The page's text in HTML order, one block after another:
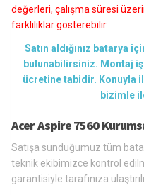
değerleri, çalışma süresi
farklılıklar gösterebilir.
Satın aldığınız batarya
bulunabilirsiniz. Montaj
ücretine tabidir. Konuyla
bizimle
Acer Aspire 7560
Satışa sunduğumuz tüm
teknik ekibimizce kontrol
garantisiyle tarafınıza